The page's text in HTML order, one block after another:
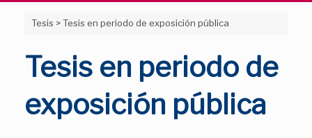
Tesis >Tesis en periodo de exposición pública
Tesis en periodo de
exposición pública